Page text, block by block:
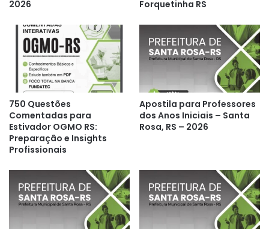
2026
Forquetinha RS
750 Questões
Comentadas para
Estivador OGMO RS:
Preparação e Insights
Profissionais
Apostila para Professores
dos Anos Iniciais – Santa
Rosa, RS – 2026